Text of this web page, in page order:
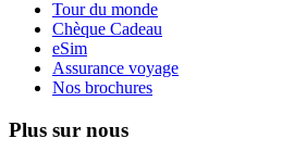
Tour du monde
Chèque Cadeau
eSim
Assurance voyage
Nos brochures
Plus sur nous